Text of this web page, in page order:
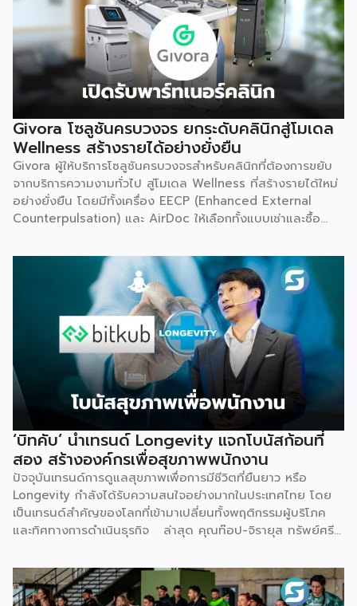
Givora โซลูชันครบวงจร ยกระดับคลินิกสู่โมเดล
Wellness สร้างรายได้อย่างยั่งยืน
Givora ผู้ให้บริการโซลูชันครบวงจรสำหรับคลินิกที่ต้องการขยับ
จากบริการความงามทั่วไป สู่โมเดล Wellness ที่สร้างรายได้ใหม่
อย่างยั่งยืน โดยมีทั้งเครื่อง EECP (Enhanced External
Counterpulsation) และ AirDoc ให้เลือกทั้งแบบเช่าและซื้อ
ธุรกิจใหม่ พร้อมทีมช่างที่คอยดูแลตรวจเช็กเครื่องมืออย่าง
สม่ำเสมอ ให้มั่นใจได้ว่าอุปกรณ์ทำงานอย่างมีประสิทธิภาพตลอด
อายุการใช้งาน เหมาะสำหรับคลินิกที่ต้องการสร้างรายได้เพิ่ม โดย
ไม่ต้องใช้เงินก้อนใหญ่ตั้งแต่วันแรก จุดเริ่มต้น มองเห็นกับดักที่
ทำให้อุตสาหกรรมสุขภาพ-ความงามไปไม่ถึงเป้าหมาย Givora
ไม่ได้เริ่มต้นจากการขายเครื่องมือเพียงอย่างเดียว แต่เกิดจากการ
มองเห็นว่าผู้ประกอบการจำนวนมากที่ตั้งใจอยากขยายธุรกิจสู่
Wellness กลับติดกับดักซ้ำ ๆ 3 เรื่องหลัก จนไปไม่ถึงเป้าหมาย
ที่วางไว้ ได้แก่ การไม่มีความรู้และขาดความเชี่ยวชาญเฉพาะด้าน
การไม่มีฐานลูกค้าเพราะการตลาดไม่ตรงกลุ่ม และการเริ่มต้นผิด
จุดทั้งเรื่องเครื่องมือ ระบบ และราคา Givora จึงออกแบบ
โซลูชันให้ครอบคลุมทั้งสามปัญหานี้ในคราวเดียวกัน แทนที่จะให้
คลินิกต้องแก้ปัญหาทีละเรื่องด้วยตัวเอง ด้านความรู้และความ
เชี่ยวชาญ — Givora มีทีมฝึกอบรมบุคลากรให้ได้มาตรฐาน
เดียวกัน พร้อมควบคุมคุณภาพและมาตรฐานการบริการตลอด
กระบวนการ เพื่อให้คลินิกพันธมิตรมั่นใจได้ว่าบุคลากรพร้อมให้
บริการอย่างถูกต้องตั้งแต่วันแรก ด้านฐานลูกค้าและการตลาด
ตลาดให้คลินิก แทนที่จะปล่อยให้แต่ละแห่งลองผิดลองถูกด้วยงบ
ประมาณตัวเอง […]
‘บิทคับ’ นำเทรนด์ Longevity แจกโบนัสก้อนที่
สอง สร้างองค์กรเพื่อสุขภาพพนักงาน
ปัจจุบันเทรนด์การดูแลสุขภาพเพื่อการมีชีวิตที่ยืนยาว หรือ
Longevity กำลังได้รับความสนใจอย่างมากในประเทศไทย โดย
เป็นเทรนด์สำคัญของโลกที่เข้ามาเปลี่ยนทั้งพฤติกรรมผู้บริโภค
และทิศทางการดำเนินธุรกิจ ล่าสุด คุณท๊อป-จิรายุส ทรัพย์ศรี
แคปปิตอล กรุ๊ป โฮลดิ้งส์ จำกัด หนึ่งในผู้บุกเบิกวงการนี้และผู้
ขยายธุรกิจสู่คอมมูนิตี้สุขภาพ “StayGold” ได้ประกาศนโยบาย
ใหม่ แจกโบนัสสุขภาพเป็นโบนัสก้อนที่สองเพิ่มเติมจากโบนัสปกติ